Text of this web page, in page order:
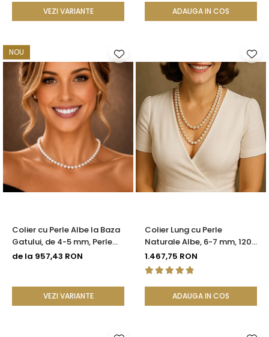
VEZI VARIANTE ADAUGA IN COS
NOU
Colier cu Perle Albe la Baza
Gatului, de 4-5 mm, Perle
Rare, Calitate AAA+, Aur 14K
de la 957,43 RON
VEZI VARIANTE
Colier Lung cu Perle
Naturale Albe, 6-7 mm, 120
cm, Închizătoare Argint 925
| KASKADDA®
1.467,75 RON
ADAUGA IN COS